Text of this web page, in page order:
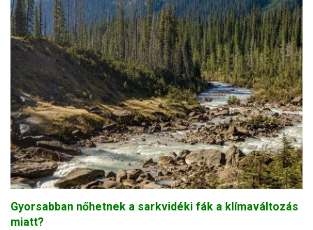
Gyorsabban nőhetnek a sarkvidéki fák a klímaváltozás
miatt?